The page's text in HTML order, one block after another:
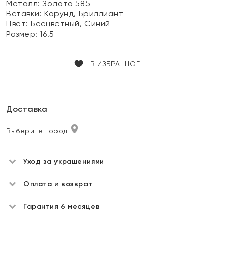
Металл:Золото 585
Вставки:Корунд, Бриллиант
Цвет:Бесцветный, Синий
Размер:16.5
В ИЗБРАННОЕ
Доставка
Выберите город
Уход за украшениями
Оплата и возврат
Гарантия 6 месяцев